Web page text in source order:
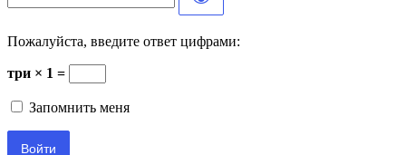
Пожалуйста, введите ответ цифрами:
три × 1 =
Запомнить меня